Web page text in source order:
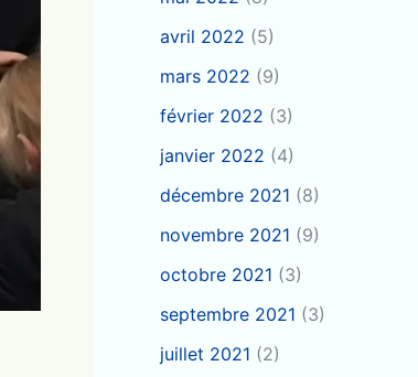
avril 2022 (5)
mars 2022 (9)
février 2022 (3)
janvier 2022 (4)
décembre 2021 (8)
novembre 2021 (9)
octobre 2021 (3)
septembre 2021 (3)
juillet 2021 (2)